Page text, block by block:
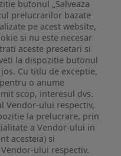
butonul „Salveaza
prelucrarilor bazate
pe acest website,
si nu este necesar
aceste presetari si
la dispozitie butonul
jos. Cu titlu de exceptie,
o anume
scop, interesul dvs.
Vendor-ului respectiv,
la prelucrare, prin
a Vendor-ului in
acesteia) si
ului respectiv.